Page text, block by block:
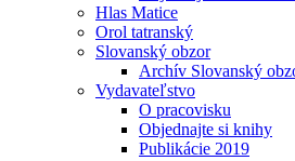
Hlas Matice
Orol tatranský
Slovanský obzor
Archív Slovanský
Vydavateľstvo
O pracovisku
Objednajte si knihy
Publikácie 2019